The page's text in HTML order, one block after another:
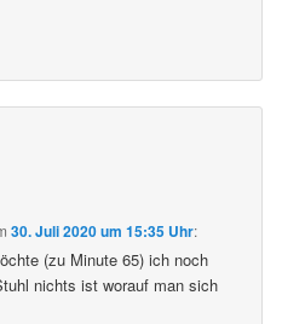
30. Juli 2020 um 15:35 Uhr:
(zu Minute 65) ich noch
nichts ist worauf man sich